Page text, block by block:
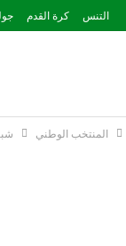
التنس كرة القدم
المنتخب الوطني